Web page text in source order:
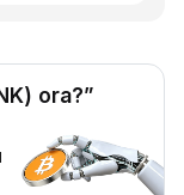
ora?”